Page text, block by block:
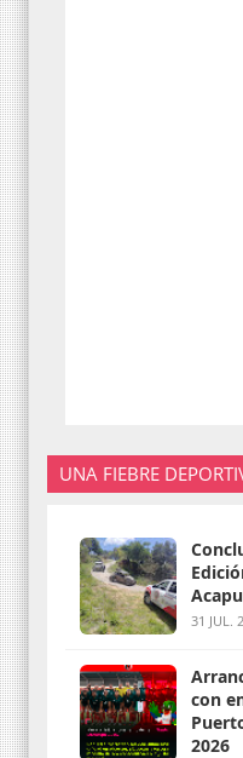
UNA FIEBRE
31 JUL.
con
2026